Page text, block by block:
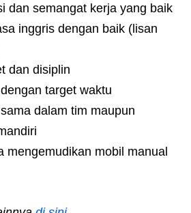
dan semangat kerja yang baik
inggris dengan baik (lisan
dan disiplin
target waktu
dalam tim maupun
mengemudikan mobil manual